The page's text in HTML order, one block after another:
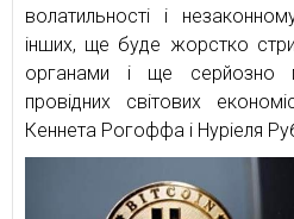
волатильності і
інших, ще буде жорстко
органами і ще серйозно
провідних світових
Кеннета Рогоффа і Нуріеля